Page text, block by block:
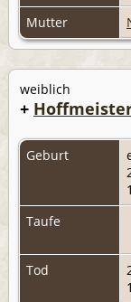
Mutter
weiblich
+
Geburt
Taufe
Tod